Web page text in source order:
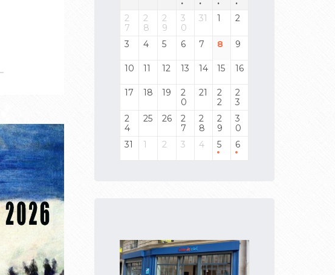
2
7
2
8
2
9
3
0
31 1 2
3 4 5 6 7 8 9
10 11 12 13 14 15 16
17 18 19
2
0
21
2
2
2
3
2
4
25 26
2
7
2
8
2
9
3
0
31
1 2 3 4 5 6